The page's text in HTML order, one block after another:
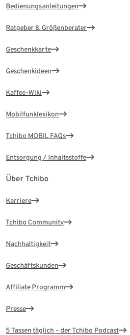
Bedienungsanleitungen
Ratgeber & Größenberater
Geschenkkarte
Geschenkideen
Kaffee-Wiki
Mobilfunklexikon
Tchibo MOBIL FAQs
Entsorgung / Inhaltsstoffe
Über Tchibo
Karriere
Tchibo Community
Nachhaltigkeit
Geschäftskunden
Affiliate Programm
Presse
5 Tassen täglich – der Tchibo Podcast